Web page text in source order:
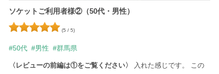
ソケットご利用者様②（50代・男性）
(5 / 5)
#50代 #男性 #群馬県
〈レビューの前編は①をご覧ください〉 入れた感じです。
この